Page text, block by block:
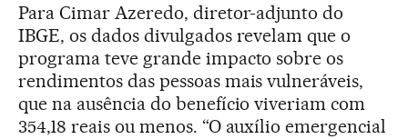
Para Cimar Azeredo, diretor-adjunto do
IBGE, os dados divulgados revelam que o
programa teve grande impacto sobre os
rendimentos das pessoas mais vulneráveis,
que na ausência do benefício viveriam com
354,18 reais ou menos. “O auxílio emergencial